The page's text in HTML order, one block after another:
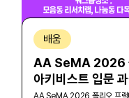
배움
AA SeMA 2026
아키비스트 입문
AA SeMA 2026 폴리오 프랙